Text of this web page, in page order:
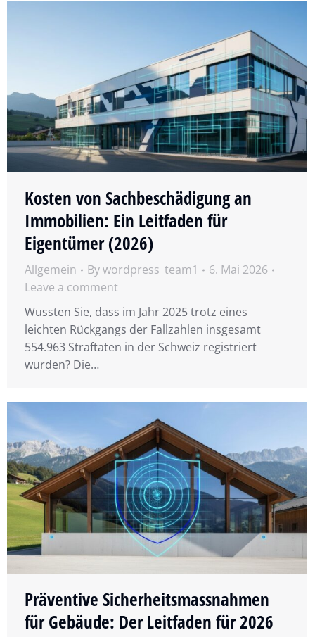
Kosten von Sachbeschädigung an
Immobilien: Ein Leitfaden für
Eigentümer (2026)
Allgemein Bywordpress_team1
6. Mai 2026
Leave a comment
Wussten Sie, dass im Jahr 2025 trotz eines
leichten Rückgangs der Fallzahlen insgesamt
554.963 Straftaten in der Schweiz registriert
wurden? Die…
Präventive Sicherheitsmassnahmen
für Gebäude: Der Leitfaden für 2026